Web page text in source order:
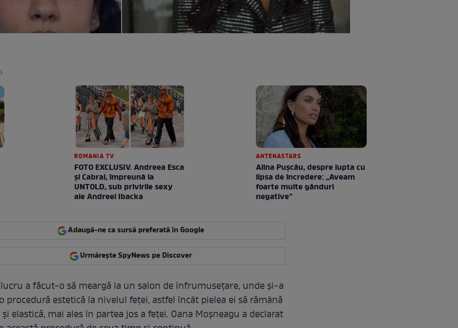
ROMANIA TV
FOTO EXCLUSIV. Andreea Esca
şi Cabral, împreună la
UNTOLD, sub privirile sexy
ale Andreei Ibacka
ANTENASTARS
Alina Pușcău, despre lupta cu
lipsa de încredere: „Aveam
foarte multe gânduri
negative”
Adaugă-ne ca sursă preferată în Google
Urmărește SpyNews pe Discover
a făcut-o să meargă la un salon de înfrumusețare, unde și-a
procedură estetică la nivelul feței, astfel încât pielea ei să rămână
elastică, mai ales în partea jos a feței. Oana Moșneagu a declarat